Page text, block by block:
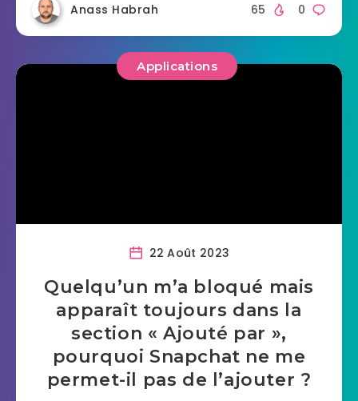
Anass Habrah 0
65
Applications
22 Août 2023
Quelqu’un m’a bloqué mais
apparaît toujours dans la
section « Ajouté par »,
pourquoi Snapchat ne me
permet-il pas de l’ajouter ?